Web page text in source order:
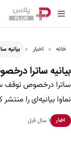
خانه اخبار بیانیه
بیانیه ساترا
ساترا درخصوص توقف
نماوا بیانیه‌ای را منتشر
اخبار ۱ سال قبل